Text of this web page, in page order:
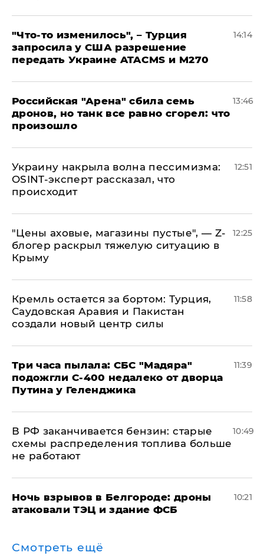
​"Что-то изменилось", – Турция
запросила у США разрешение
передать Украине ATACMS и M270
14:14
​Российская "Арена" сбила семь
дронов, но танк все равно сгорел: что
произошло
13:46
​Украину накрыла волна пессимизма:
OSINT-эксперт рассказал, что
происходит
12:51
​"Цены аховые, магазины пустые", — Z-
блогер раскрыл тяжелую ситуацию в
Крыму
12:25
​Кремль остается за бортом: Турция,
Саудовская Аравия и Пакистан
создали новый центр силы
11:58
Три часа пылала: СБС "Мадяра"
подожгли С-400 недалеко от дворца
Путина у Геленджика
11:39
​В РФ заканчивается бензин: старые
схемы распределения топлива больше
не работают
10:49
​Ночь взрывов в Белгороде: дроны
атаковали ТЭЦ и здание ФСБ
10:21
Смотреть ещё